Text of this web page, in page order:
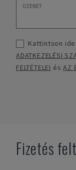
Kattintson
ADATKEZELÉSI
FELTÉTELEI ésAZ
Fizetés